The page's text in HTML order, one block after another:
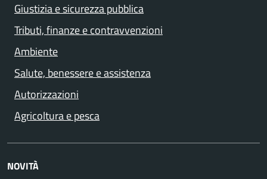
Giustizia e sicurezza pubblica
Tributi, finanze e contravvenzioni
Ambiente
Salute, benessere e assistenza
Autorizzazioni
Agricoltura e pesca
NOVITÀ